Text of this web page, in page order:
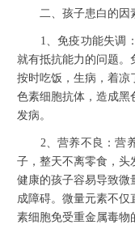
二、孩子患白的因
1、免疫功能失调：
就有抵抗能力的问题。
按时吃饭，生病，着凉
色素细胞抗体，造成黑
发病。
2、营养不良：营养
子，整天不离零食，头
健康的孩子容易导致微
成障碍。微量元素不
素细胞免受重金属毒物